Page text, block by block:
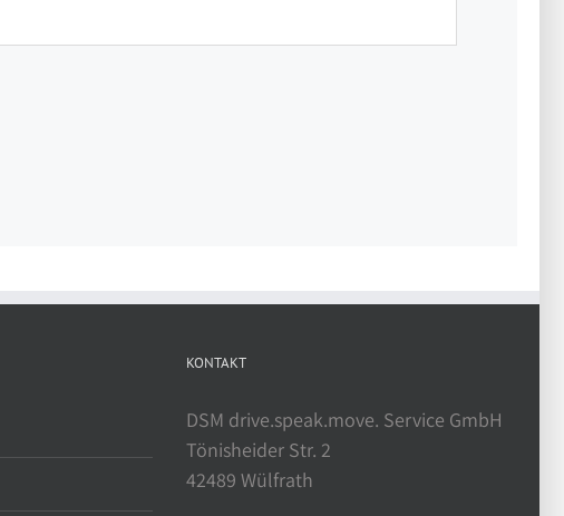
KONTAKT
DSM drive.speak.move. Service GmbH
Tönisheider Str. 2
42489 Wülfrath